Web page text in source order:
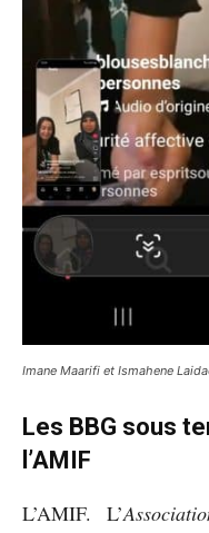
Imane Maarifi et Ismahene
Les BBG sous
l’AMIF
L’AMIF. L’